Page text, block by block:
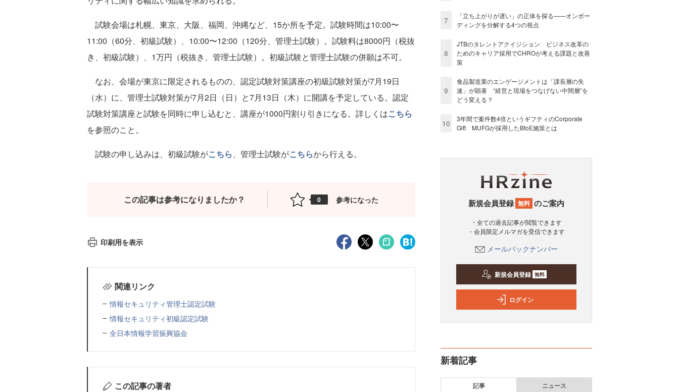
試験会場は札幌、東京、大阪、福岡、沖縄など、15か所を予定。試験時間は10:00〜
11:00（60分、初級試験）、10:00〜12:00（120分、管理士試験）。試験料は8000円（税抜
き、初級試験）、1万円（税抜き、管理士試験）。初級試験と管理士試験の併願は不可。
なお、会場が東京に限定されるものの、認定試験対策講座の初級試験対策が7月19日
（水）に、管理士試験対策が7月2日（日）と7月13日（木）に開講を予定している。認定
試験対策講座と試験を同時に申し込むと、講座が1000円割り引きになる。詳しくはこちら
を参照のこと。
試験の申し込みは、初級試験がこちら、管理士試験がこちらから行える。
この記事は参考になりましたか？ 0 参考になった
印刷用を表示
関連リンク
情報セキュリティ管理士認定試験
情報セキュリティ初級認定試験
全日本情報学習振興協会
この記事の著者
7
「立ち上がりが遅い」の正体を探る——オンボー
ディングを分解する4つの視点
8
JTBのタレントアクイジション ビジネス改革の
ためのキャリア採用でCHROが考える課題と改善
策
9
食品製造業のエンゲージメントは「課長層の失
速」が顕著 “経営と現場をつなげない中間層”を
どう変える？
10
3年間で案件数4倍というギフティのCorporate
Gift MUFGが採用したBtoE施策とは
新規会員登録 無料 のご案内
・全ての過去記事が閲覧できます
・会員限定メルマガを受信できます
メールバックナンバー
新規会員登録 無料
ログイン
新着記事
記事 ニュース